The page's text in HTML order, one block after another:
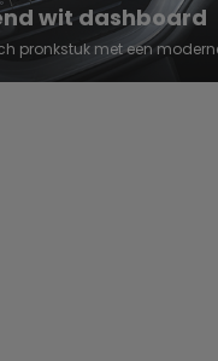
wit dashboard
pronkstuk met een